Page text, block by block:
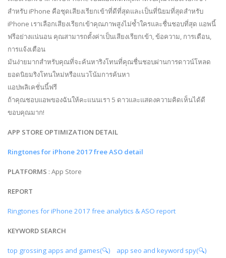
สำหรับ iPhone คือชุดเสียงเรียกเข้าที่ดีที่สุดและเป็นที่นิยมที่สุดสำหรับ
iPhone เราเลือกเสียงเรียกเข้าคุณภาพสูงไม่ซ้ำใครและชื่นชอบที่สุด แอพนี้
ฟรีอย่างแน่นอน คุณสามารถตั้งค่าเป็นเสียงเรียกเข้า, ข้อความ, การเตือน,
การแจ้งเตือน
มันง่ายมากสำหรับคุณที่จะค้นหาริงโทนที่คุณชื่นชอบผ่านการดาวน์โหลด
ยอดนิยมริงโทนใหม่หรือแนวโน้มการค้นหา
แอปพลิเคชั่นนี้ฟรี
ถ้าคุณชอบแอพของฉันให้คะแนนเรา 5 ดาวและแสดงความคิดเห็นได้ดี
ขอบคุณมาก!
APP STORE OPTIMIZATION DETAIL
Ringtones for iPhone 2017 free ASO detail
PLATFORMS : App Store
REPORT
Ringtones for iPhone 2017 free analytics & ASO report
KEYWORD SEARCH
top grossing apps and games(🔍)
app seo and keyword spy(🔍)